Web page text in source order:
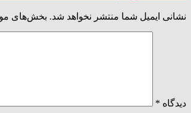
نشانی ایمیل شما منتشر نخواهد شد. بخش‌های
دیدگاه *